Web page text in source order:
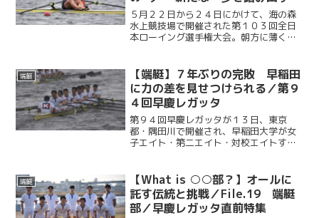
第１０３回全日本ローイング選手
権大会
５月２２日から２４日にかけて、海の森
水上競技場で開催された第１０３回全日
本ローイング選手権大会。朝方に薄く広
選手たちは渾身の力をオールに込めた。
早慶レガッタ後、初めての...
端艇
【端艇】７年ぶりの完敗 早稲田
に力の差を見せつけられる／第９
４回早慶レガッタ
第９４回早慶レガッタが１３日、東京
都・隅田川で開催され、早稲田大学が女
子エイト・第二エイト・対校エイトすべ
く荒れる悪条件の中、慶應義塾大学は懸
命のレースを見せたが、最後...
端艇
【What is ○○部？】オールに
託す伝統と挑戦／File.19 端艇
部／早慶レガッタ直前特集